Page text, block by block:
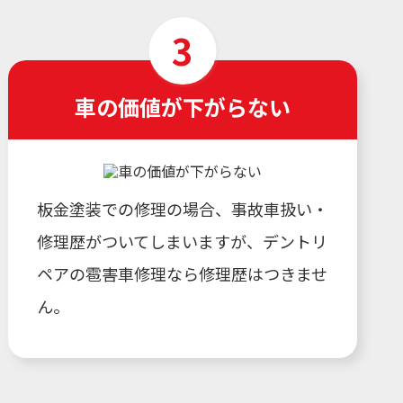
車の価値が下がらない
板金塗装での修理の場合、事故車扱い・
修理歴がついてしまいますが、デントリ
ペアの雹害車修理なら修理歴はつきませ
ん。